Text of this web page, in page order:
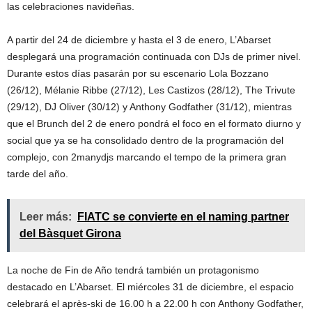
las celebraciones navideñas.
A partir del 24 de diciembre y hasta el 3 de enero, L’Abarset
desplegará una programación continuada con DJs de primer nivel.
Durante estos días pasarán por su escenario Lola Bozzano
(26/12), Mélanie Ribbe (27/12), Les Castizos (28/12), The Trivute
(29/12), DJ Oliver (30/12) y Anthony Godfather (31/12), mientras
que el Brunch del 2 de enero pondrá el foco en el formato diurno y
social que ya se ha consolidado dentro de la programación del
complejo, con 2manydjs marcando el tempo de la primera gran
tarde del año.
Leer más:
FIATC se convierte en el naming partner
del Bàsquet Girona
La noche de Fin de Año tendrá también un protagonismo
destacado en L’Abarset. El miércoles 31 de diciembre, el espacio
celebrará el après-ski de 16.00 h a 22.00 h con Anthony Godfather,